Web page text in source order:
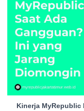
Kinerja MyRepublic